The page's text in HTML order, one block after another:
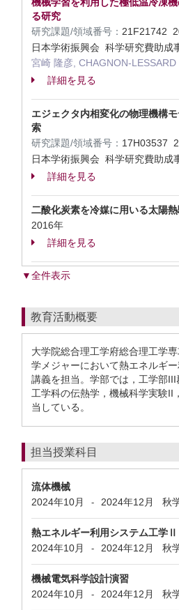
る研究
研究課題/領域番号： 21F21742
日本学術振興会 科学研究費助成
宮崎 隆彦, CHAGNON-LESSARD
詳細を見る
エジェクタ内相変化の物理機構
索
研究課題/領域番号： 17H03537
日本学術振興会 科学研究費助成
詳細を見る
二酸化炭素を冷媒に用いる太陽
2016年
詳細を見る
▼全件表示
教育活動概要
大学院総合理工学府総合理工学
学メジャーにおいて熱エネルギ
講義を担当。学部では，工学部
工学科の伝熱学，機械科学実験II
当している。
担当授業科目
流体機械
2024年10月
- 2024年12月 秋
熱エネルギー利用システム工学Ⅱ
2024年10月
- 2024年12月 秋
機械電気科学設計演習
2024年10月
- 2024年12月 秋